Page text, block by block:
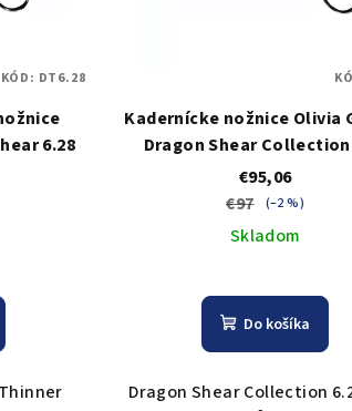
6.28
KÓD: DT6.28
Kadernícke nožnice Olivia
Dragon Shear Collection
€95,06
€97
(–2 %)
Skladom
Do košíka
Dragon Shear Collection